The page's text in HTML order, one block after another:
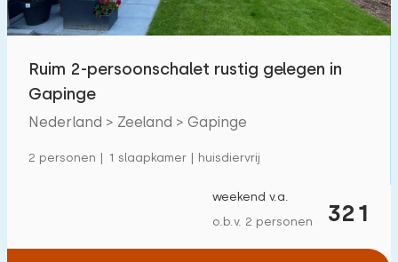
Kinderfaciliteiten op park 8
Toegankelijkheid
Ruim 2-persoonschalet rustig gelegen in
Gapinge
Nederland > Zeeland > Gapinge
2 personen | 1 slaapkamer | huisdiervrij
321
weekend v.a.
o.b.v. 2 personen